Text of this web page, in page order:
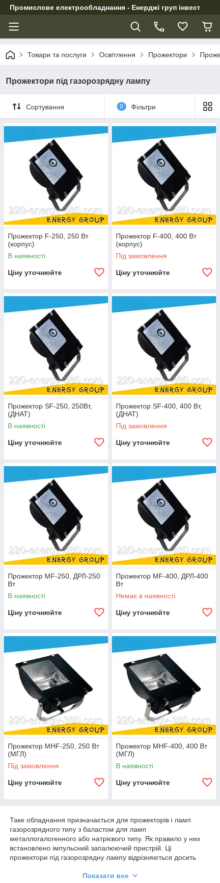
Промислове електрообладнання - Енерджі груп інвест
Товари та послуги Освітлення Прожектори
Прожектори під газорозрядну лампу
Сортування 0 Фільтри
Прожектор F-250, 250 Вт
(корпус)
В наявності
Ціну уточнюйте
Прожектор F-400, 400 Вт
(корпус)
Під замовлення
Ціну уточнюйте
Прожектор SF-250, 250Вт,
(ДНАТ)
В наявності
Ціну уточнюйте
Прожектор SF-400, 400 Вт,
(ДНАТ)
Під замовлення
Ціну уточнюйте
Прожектор MF-250, ДРЛ-250
Вт
В наявності
Ціну уточнюйте
Прожектор MF-400, ДРЛ-400
Вт
Немає в наявності
Ціну уточнюйте
Прожектор MHF-250, 250 Вт
(МГЛ)
Під замовлення
Ціну уточнюйте
Прожектор MHF-400, 400 Вт
(МГЛ)
В наявності
Ціну уточнюйте
Таке обладнання призначається для прожекторів і ламп
газорозрядного типу з баластом для ламп
металлогалогенного або натрієвого типу. Як правило у них
встановлено імпульсний запалюючий пристрій. Ці
прожектори під газорозрядну лампу відрізняються досить
напругою від 220 до 240 Вольт.
Показати все